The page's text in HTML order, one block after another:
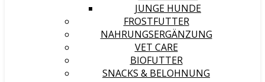
JUNGE HUNDE
FROSTFUTTER
NAHRUNGSERGÄNZUNG
VET CARE
BIOFUTTER
SNACKS & BELOHNUNG